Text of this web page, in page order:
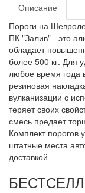
Описание
Пороги на
ПК "Залив" - это
обладает
более 500 кг. Для
любое время года
резиновая
вулканизации с
теряет своих
смесь предает
Комплект порогов
штатные места
доставкой